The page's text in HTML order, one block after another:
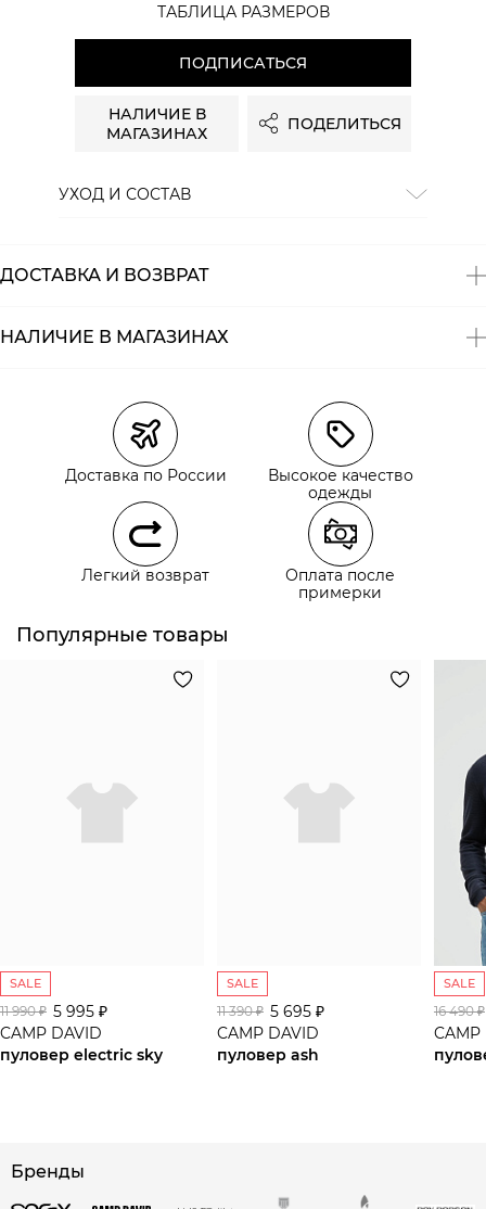
ТАБЛИЦА РАЗМЕРОВ
ПОДПИСАТЬСЯ
НАЛИЧИЕ В
МАГАЗИНАХ
ПОДЕЛИТЬСЯ
УХОД И СОСТАВ
ДОСТАВКА И ВОЗВРАТ
Курьерская доставка СДЭК
Самовывоз из пункта выдачи СДЭК
Самовывоз из наших магазинов
Курьерская доставка СДЭК
Самовывоз из пункта выдачи СДЭК
НАЛИЧИЕ В МАГАЗИНАХ
Доставка по России
Высокое качество
одежды
Легкий возврат
Оплата после
примерки
Популярные товары
SALE
11 990 ₽ 5 995 ₽
CAMP DAVID
пуловер electric sky
SALE
11 390 ₽ 5 695 ₽
CAMP DAVID
пуловер ash
SALE
16 490 ₽
CAMP
Бренды